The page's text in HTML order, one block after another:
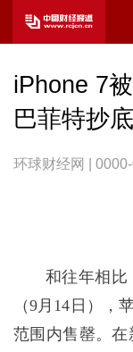
iPhone 7
巴菲特抄
环球财经网 |
和往年相比
（9月14日），
范围内售罄。在